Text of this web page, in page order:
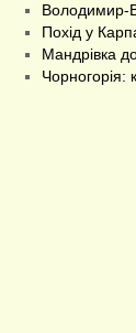
Володимир-
Похід у
Мандрівка
Чорногорія: